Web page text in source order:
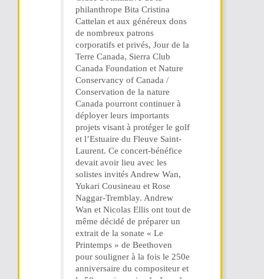
philanthrope Bita Cristina
Cattelan et aux généreux dons
de nombreux patrons
corporatifs et privés, Jour de la
Terre Canada, Sierra Club
Canada Foundation et Nature
Conservancy of Canada /
Conservation de la nature
Canada pourront continuer à
déployer leurs importants
projets visant à protéger le golf
et l’Estuaire du Fleuve Saint-
Laurent. Ce concert-bénéfice
devait avoir lieu avec les
solistes invités Andrew Wan,
Yukari Cousineau et Rose
Naggar-Tremblay. Andrew
Wan et Nicolas Ellis ont tout de
même décidé de préparer un
extrait de la sonate « Le
Printemps » de Beethoven
pour souligner à la fois le 250e
anniversaire du compositeur et